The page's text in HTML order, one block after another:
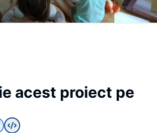
acest proiect pe